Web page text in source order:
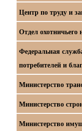
Центр по труду и
Отдел охотничьего
Федеральная
потребителей и
Министерство
Министерство
Министерство